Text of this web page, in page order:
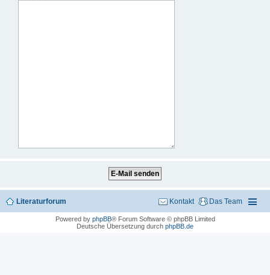
Literaturforum Das Team
Kontakt
Powered by phpBB® Forum Software © phpBB Limited
Deutsche Übersetzung durch phpBB.de